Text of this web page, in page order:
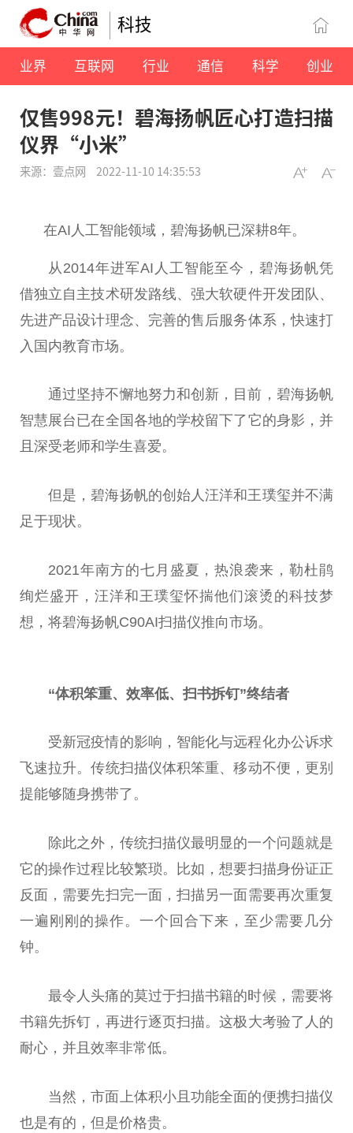
科技
业界 互联网 行业 通信 科学 创业
仅售998元！碧海扬帆匠心打造扫描
仪界“小米”
来源：壹点网 2022-11-10 14:35:53
在AI人工智能领域，碧海扬帆已深耕8年。
从2014年进军AI人工智能至今，碧海扬帆凭
借独立自主技术研发路线、强大软硬件开发团队、
先进产品设计理念、完善的售后服务体系，快速打
入国内教育市场。
通过坚持不懈地努力和创新，目前，碧海扬帆
智慧展台已在全国各地的学校留下了它的身影，并
且深受老师和学生喜爱。
但是，碧海扬帆的创始人汪洋和王璞玺并不满
足于现状。
2021年南方的七月盛夏，热浪袭来，勒杜鹃
绚烂盛开，汪洋和王璞玺怀揣他们滚烫的科技梦
想，将碧海扬帆C90AI扫描仪推向市场。
“体积笨重、效率低、扫书拆钉”终结者
受新冠疫情的影响，智能化与远程化办公诉求
飞速拉升。传统扫描仪体积笨重、移动不便，更别
提能够随身携带了。
除此之外，传统扫描仪最明显的一个问题就是
它的操作过程比较繁琐。比如，想要扫描身份证正
反面，需要先扫完一面，扫描另一面需要再次重复
一遍刚刚的操作。一个回合下来，至少需要几分
钟。
最令人头痛的莫过于扫描书籍的时候，需要将
书籍先拆钉，再进行逐页扫描。这极大考验了人的
耐心，并且效率非常低。
当然，市面上体积小且功能全面的便携扫描仪
也是有的，但是价格贵。